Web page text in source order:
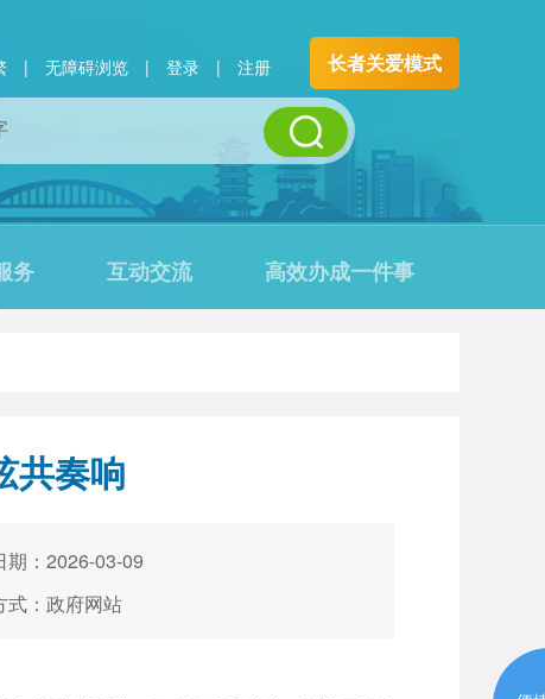
| 无障碍浏览 | 登录 | 注册 长者关爱模式
务 互动交流 高效办成一件事
共奏响
期：2026-03-09
式：政府网站